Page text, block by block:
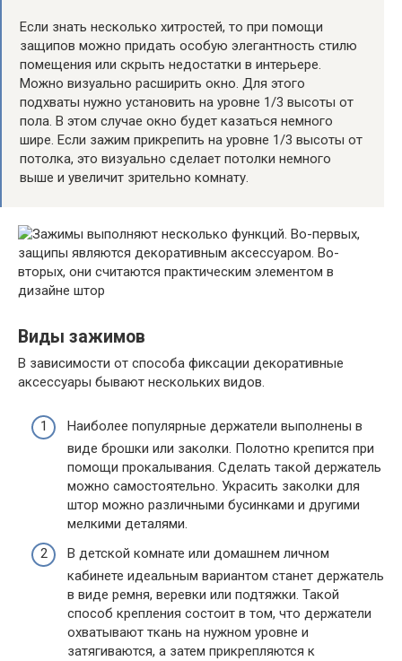
Если знать несколько хитростей, то при помощи
защипов можно придать особую элегантность стилю
помещения или скрыть недостатки в интерьере.
Можно визуально расширить окно. Для этого
подхваты нужно установить на уровне 1/3 высоты от
пола. В этом случае окно будет казаться немного
шире. Если зажим прикрепить на уровне 1/3 высоты от
потолка, это визуально сделает потолки немного
выше и увеличит зрительно комнату.
Виды зажимов
В зависимости от способа фиксации декоративные
аксессуары бывают нескольких видов.
Наиболее популярные держатели выполнены в
виде брошки или заколки. Полотно крепится при
помощи прокалывания. Сделать такой держатель
можно самостоятельно. Украсить заколки для
штор можно различными бусинками и другими
мелкими деталями.
В детской комнате или домашнем личном
кабинете идеальным вариантом станет держатель
в виде ремня, веревки или подтяжки. Такой
способ крепления состоит в том, что держатели
охватывают ткань на нужном уровне и
затягиваются, а затем прикрепляются к